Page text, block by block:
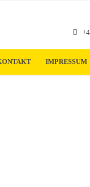
IMPRESSUM